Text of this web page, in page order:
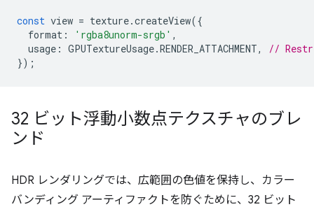
const view = texture.createView({
format : 'rgba8unorm-srgb' ,
usage : GPUTextureUsage.RENDER_ATTACHMENT,
//
});
32 ビット浮動小数点テクスチャのブレ
ンド
HDR レンダリングでは、広範囲の色値を保持し、カラー
バンディング アーティファクトを防ぐために、32 ビット